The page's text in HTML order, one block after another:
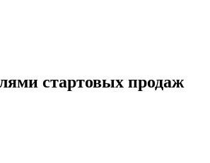
стартовых продаж